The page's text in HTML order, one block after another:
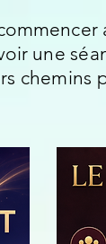
une
chemins